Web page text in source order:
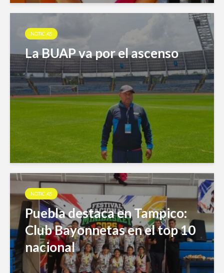
NOTICIAS
La BUAP va por el ascenso
NOTICIAS
Puebla destaca en Tampico:
Club Bayonnetas en el top 10
nacional